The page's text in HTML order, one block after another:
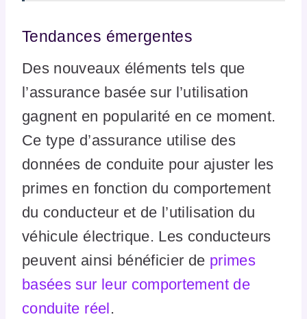
Tendances émergentes
Des nouveaux éléments tels que
l’assurance basée sur l’utilisation
gagnent en popularité en ce moment.
Ce type d’assurance utilise des
données de conduite pour ajuster les
primes en fonction du comportement
du conducteur et de l’utilisation du
véhicule électrique. Les conducteurs
peuvent ainsi bénéficier de primes
basées sur leur comportement de
conduite réel.